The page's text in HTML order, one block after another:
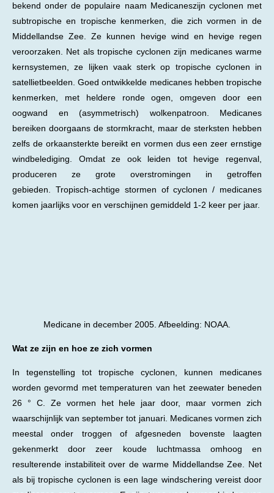
bekend onder de populaire naam Medicaneszijn cyclonen met
subtropische en tropische kenmerken, die zich vormen in de
Middellandse Zee. Ze kunnen hevige wind en hevige regen
veroorzaken. Net als tropische cyclonen zijn medicanes warme
kernsystemen, ze lijken vaak sterk op tropische cyclonen in
satellietbeelden. Goed ontwikkelde medicanes hebben tropische
kenmerken, met heldere ronde ogen, omgeven door een
oogwand en (asymmetrisch) wolkenpatroon. Medicanes
bereiken doorgaans de stormkracht, maar de sterksten hebben
zelfs de orkaansterkte bereikt en vormen dus een zeer ernstige
windbelediging. Omdat ze ook leiden tot hevige regenval,
produceren ze grote overstromingen in getroffen
gebieden. Tropisch-achtige stormen of cyclonen / medicanes
komen jaarlijks voor en verschijnen gemiddeld 1-2 keer per jaar.
Medicane in december 2005. Afbeelding: NOAA.
Wat ze zijn en hoe ze zich vormen
In tegenstelling tot tropische cyclonen, kunnen medicanes
worden gevormd met temperaturen van het zeewater beneden
26 ° C. Ze vormen het hele jaar door, maar vormen zich
waarschijnlijk van september tot januari. Medicanes vormen zich
meestal onder troggen of afgesneden bovenste laagten
gekenmerkt door zeer koude luchtmassa omhoog en
resulterende instabiliteit over de warme Middellandse Zee. Net
als bij tropische cyclonen is een lage windschering vereist door